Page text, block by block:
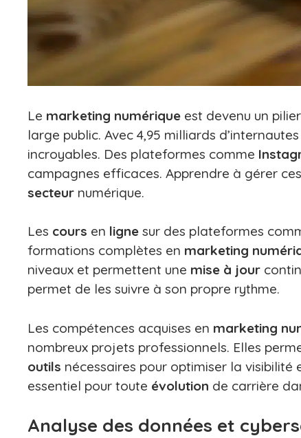
Le marketing numérique est devenu un
large public. Avec 4,95 milliards
incroyables. Des plateformes comme
campagnes efficaces. Apprendre à gérer
secteur numérique.
Les cours en ligne sur des plateformes
formations complètes en marketing
niveaux et permettent une mise à jour
permet de les suivre à son propre rythme.
Les compétences acquises en marketing
nombreux projets professionnels. Elles
outils nécessaires pour optimiser la visibilité
essentiel pour toute évolution de carrière
Analyse des données et